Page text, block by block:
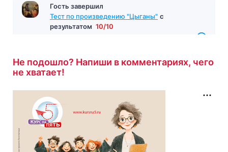
результатом 10/10
Не подошло? Напиши в комментариях, чего
не хватает!